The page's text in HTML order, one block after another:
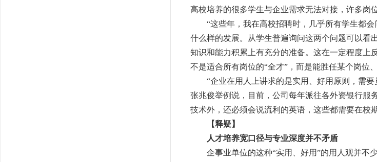
高校培养的很多学生与企业需求无法对接，许多岗
“这些年，我在高校招聘时，几乎所有学生都
什么样的发展。从学生普遍询问这两个问题可以看
知识和能力积累上有充分的准备。这在一定程度上
不是适合所有岗位的“全才”，而是能胜任某个岗位
“企业在用人上讲求的是实用、好用原则，需
张兆俊举例说，目前，公司每年派往各外资银行服
技术外，还必须会说流利的英语，这些都需要在校
【释疑】
人才培养宽口径与专业深度并不矛盾
企事业单位的这种“实用、好用”的用人观并不